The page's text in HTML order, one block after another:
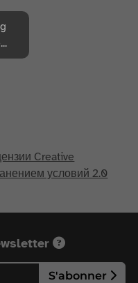
Creative
условий 2.0
S'abonner